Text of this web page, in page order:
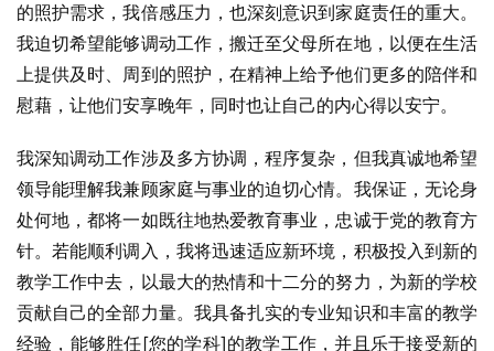
的照护需求，我倍感压力，也深刻意识到家庭责任的重大。
我迫切希望能够调动工作，搬迁至父母所在地，以便在生活
上提供及时、周到的照护，在精神上给予他们更多的陪伴和
慰藉，让他们安享晚年，同时也让自己的内心得以安宁。
我深知调动工作涉及多方协调，程序复杂，但我真诚地希望
领导能理解我兼顾家庭与事业的迫切心情。我保证，无论身
处何地，都将一如既往地热爱教育事业，忠诚于党的教育方
针。若能顺利调入，我将迅速适应新环境，积极投入到新的
教学工作中去，以最大的热情和十二分的努力，为新的学校
贡献自己的全部力量。我具备扎实的专业知识和丰富的教学
经验，能够胜任[您的学科]的教学工作，并且乐于接受新的